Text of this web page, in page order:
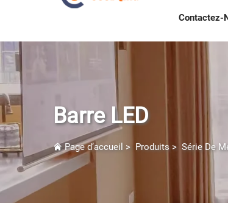
Contactez-
Barre LED
Page d’accueil > Produits > Série De